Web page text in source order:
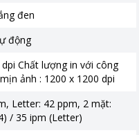
đen
động
Chất lượng in với công
ảnh : 1200 x 1200 dpi
Letter: 42 ppm, 2 mặt:
/ 35 ipm (Letter)